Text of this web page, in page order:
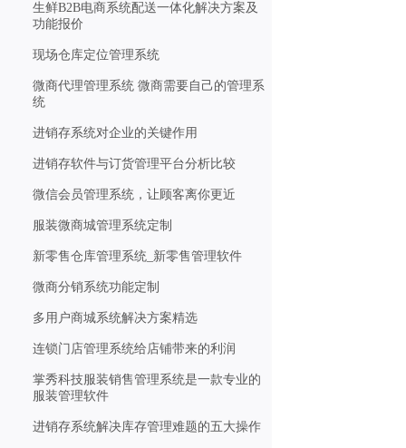
生鲜B2B电商系统配送一体化解决方案及
功能报价
现场仓库定位管理系统
微商代理管理系统 微商需要自己的管理系
统
进销存系统对企业的关键作用
进销存软件与订货管理平台分析比较
微信会员管理系统，让顾客离你更近
服装微商城管理系统定制
新零售仓库管理系统_新零售管理软件
微商分销系统功能定制
多用户商城系统解决方案精选
连锁门店管理系统给店铺带来的利润
掌秀科技服装销售管理系统是一款专业的
服装管理软件
进销存系统解决库存管理难题的五大操作